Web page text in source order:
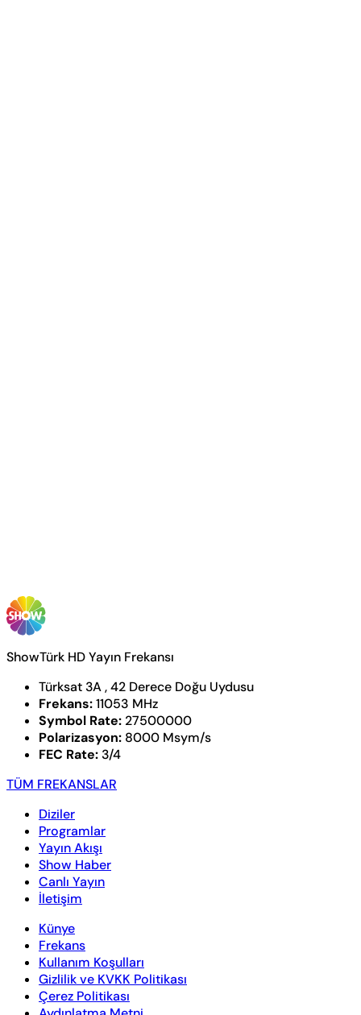
ShowTürk HD Yayın Frekansı
Türksat 3A , 42 Derece Doğu Uydusu
Frekans:11053 MHz
Symbol Rate: 27500000
Polarizasyon: 8000 Msym/s
FEC Rate: 3/4
TÜM FREKANSLAR
Diziler
Programlar
Yayın Akışı
Show Haber
Canlı Yayın
İletişim
Künye
Frekans
Kullanım Koşulları
Gizlilik ve KVKK Politikası
Çerez Politikası